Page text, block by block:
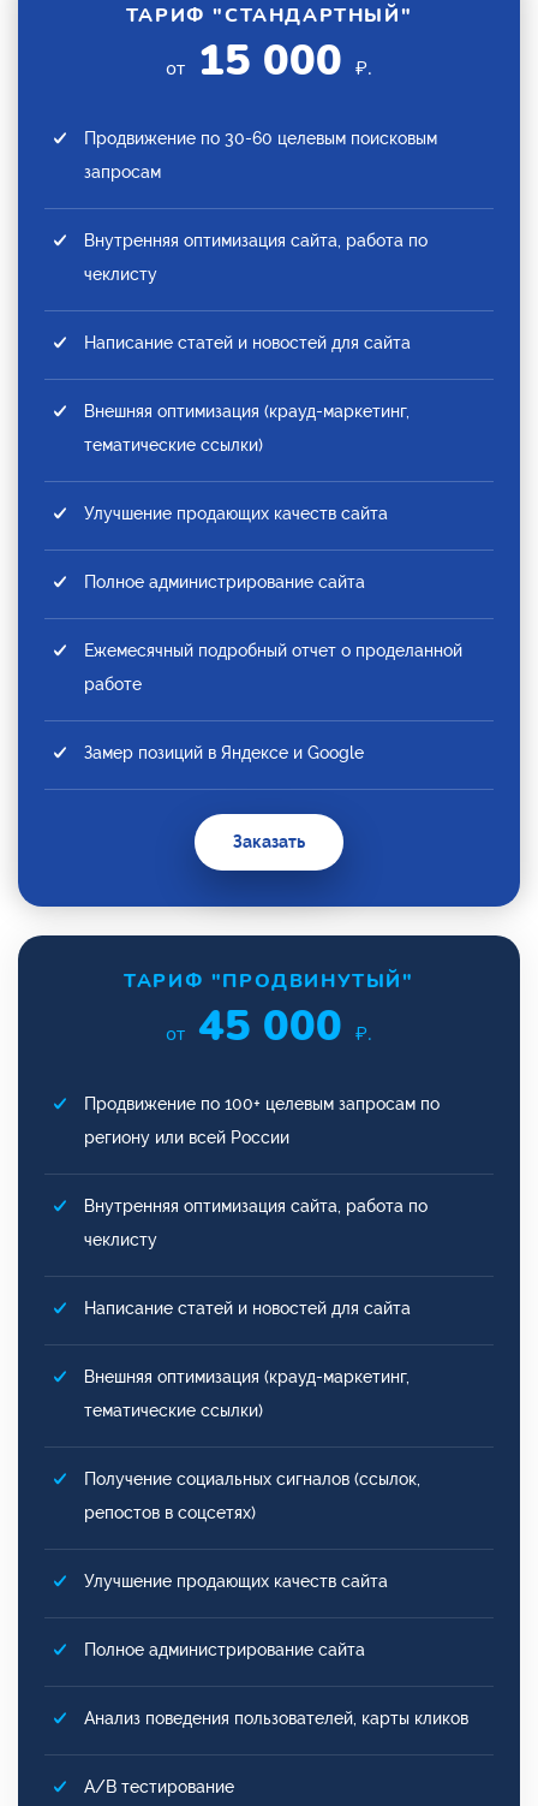
ТАРИФ "СТАНДАРТНЫЙ"
от 15 000 ₽.
Продвижение по 30-60 целевым поисковым
запросам
Внутренняя оптимизация сайта, работа по
чеклисту
Написание статей и новостей для сайта
Внешняя оптимизация (крауд-маркетинг,
тематические ссылки)
Улучшение продающих качеств сайта
Полное администрирование сайта
Ежемесячный подробный отчет о проделанной
работе
Замер позиций в Яндексе и Google
Заказать
ТАРИФ "ПРОДВИНУТЫЙ"
от 45 000 ₽.
Продвижение по 100+ целевым запросам по
региону или всей России
Внутренняя оптимизация сайта, работа по
чеклисту
Написание статей и новостей для сайта
Внешняя оптимизация (крауд-маркетинг,
тематические ссылки)
Получение социальных сигналов (ссылок,
репостов в соцсетях)
Улучшение продающих качеств сайта
Полное администрирование сайта
Анализ поведения пользователей, карты кликов
A/B тестирование